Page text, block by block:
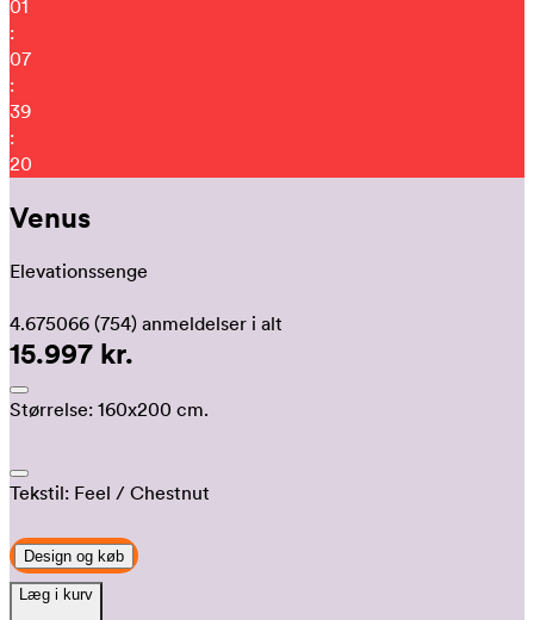
01
:
07
:
39
:
11
Venus
Elevationssenge
4.675066 (754) anmeldelser i alt
15.997 kr.
Størrelse: 160x200 cm.
Tekstil: Feel / Chestnut
Design og køb
Læg i kurv